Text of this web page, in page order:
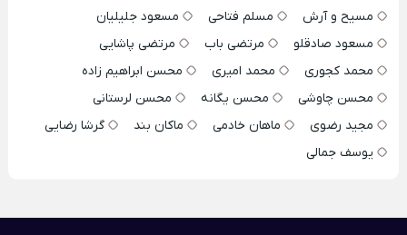
مسیح و آرش
مسلم فتاحی
مسعود جلیلیان
مسعود صادقلو
مرتضی باب
مرتضی پاشایی
محمد کجوری
محمد امیری
محسن ابراهیم زاده
محسن چاوشی
محسن یگانه
محسن لرستانی
مجید رضوی
ماهان خادمی ماکان بند
گرشا رضایی
یوسف جمالی